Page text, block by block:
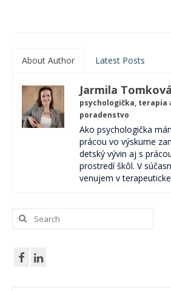
About Author Latest Posts
Jarmila Tomková
psychologička, terapia
poradenstvo
Ako psychologička
prácou vo výskume
detský vývin aj s
prostredí škôl. V
venujem v
Search
for: